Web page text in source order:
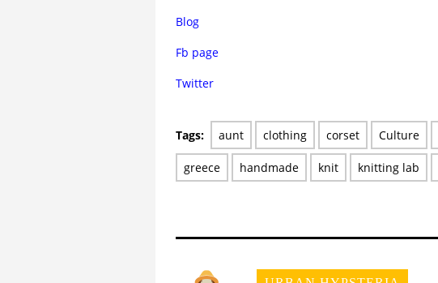
Blog
Fb page
Twitter
Tags: aunt clothing corset Culture
greece handmade knit knitting lab